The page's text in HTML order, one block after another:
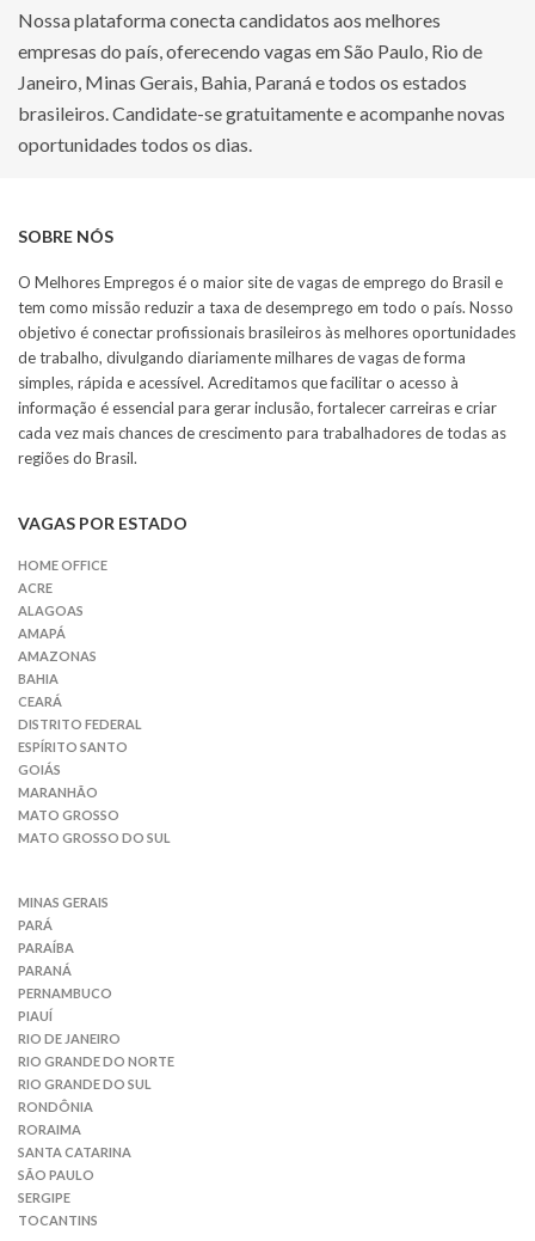
Nossa plataforma conecta candidatos aos melhores
empresas do país, oferecendo vagas em São Paulo, Rio de
Janeiro, Minas Gerais, Bahia, Paraná e todos os estados
brasileiros. Candidate-se gratuitamente e acompanhe novas
oportunidades todos os dias.
SOBRE NÓS
O Melhores Empregos é o maior site de vagas de emprego do Brasil e
tem como missão reduzir a taxa de desemprego em todo o país. Nosso
objetivo é conectar profissionais brasileiros às melhores oportunidades
de trabalho, divulgando diariamente milhares de vagas de forma
simples, rápida e acessível. Acreditamos que facilitar o acesso à
informação é essencial para gerar inclusão, fortalecer carreiras e criar
cada vez mais chances de crescimento para trabalhadores de todas as
regiões do Brasil.
VAGAS POR ESTADO
HOME OFFICE
ACRE
ALAGOAS
AMAPÁ
AMAZONAS
BAHIA
CEARÁ
DISTRITO FEDERAL
ESPÍRITO SANTO
GOIÁS
MARANHÃO
MATO GROSSO
MATO GROSSO DO SUL
MINAS GERAIS
PARÁ
PARAÍBA
PARANÁ
PERNAMBUCO
PIAUÍ
RIO DE JANEIRO
RIO GRANDE DO NORTE
RIO GRANDE DO SUL
RONDÔNIA
RORAIMA
SANTA CATARINA
SÃO PAULO
SERGIPE
TOCANTINS